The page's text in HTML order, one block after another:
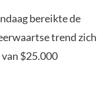
bereikte de
trend zich
$25.000